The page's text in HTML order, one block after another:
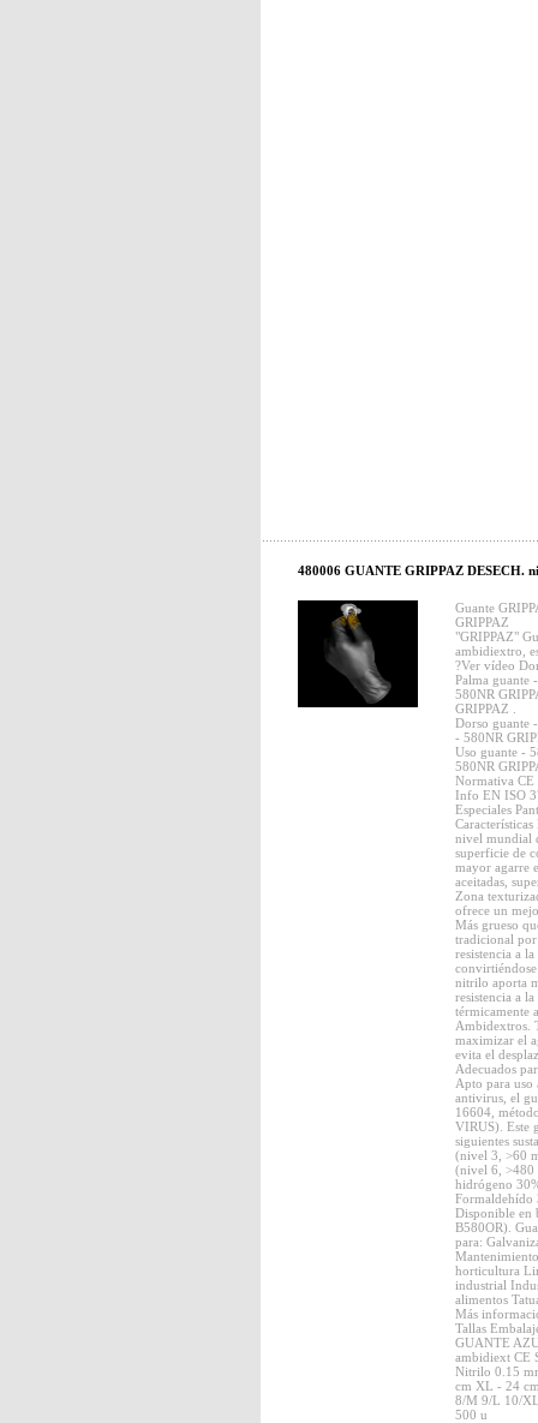
480006 GUANTE GRIPPAZ DESECH.
Guante
GRIPPAZ
"GRIPPAZ"
ambidiextro,
?Ver vídeo
Palma guante
580NR
GRIPPAZ .
Dorso guante
- 580NR
Uso guante -
580NR
Normativa
Info EN ISO
Especiales
Características
nivel mundial
superficie de
mayor agarre
aceitadas,
Zona
ofrece un
Más grueso
tradicional
resistencia a
nitrilo aporta
resistencia a
térmicamente
Ambidextros.
maximizar el
evita el
Adecuados
Apto para uso
antivirus, el
16604,
VIRUS). Este
siguientes
(nivel 3, >60
(nivel 6, >480
hidrógeno
Formaldehído
Disponible en
B580OR).
para:
horticultura
industrial
alimentos
Más
Tallas
GUANTE
ambidiext CE
Nitrilo 0.15
cm XL - 24
8/M 9/L 10/
500 u